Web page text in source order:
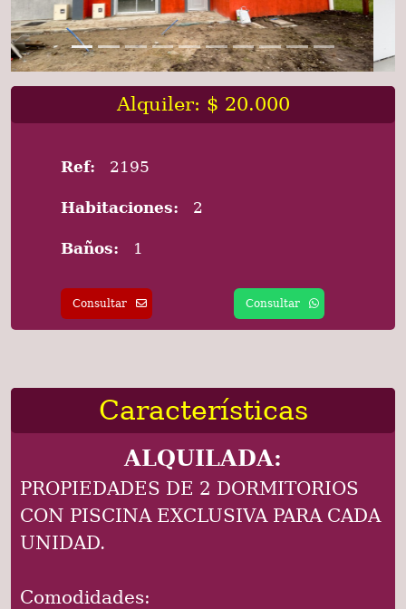
Alquiler: $ 20.000
Ref: 2195
Habitaciones: 2
Baños: 1
Consultar Consultar
Características
ALQUILADA:
PROPIEDADES DE 2 DORMITORIOS
CON PISCINA EXCLUSIVA PARA CADA
UNIDAD.
Comodidades: